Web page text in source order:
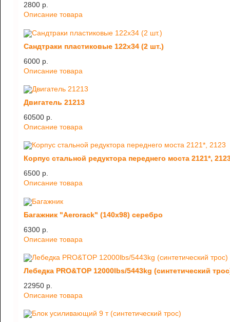
2800 p.
Описание товара
Сандтраки пластиковые 122х34 (2 шт.)
6000 p.
Описание товара
Двигатель 21213
60500 p.
Описание товара
Корпус стальной редуктора переднего моста 2121*,
6500 p.
Описание товара
Багажник "Aerorack" (140х98) серебро
6300 p.
Описание товара
Лебедка PRO&TOP 12000lbs/5443kg (синтетический
22950 p.
Описание товара